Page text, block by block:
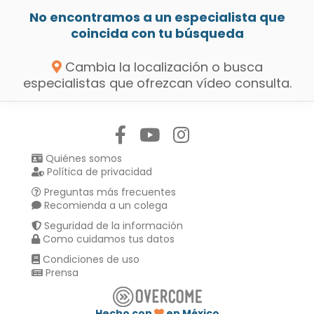
No encontramos a un especialista que
coincida con tu búsqueda
Cambia la localización o busca
especialistas que ofrezcan vídeo consulta.
Quiénes somos
Política de privacidad
Preguntas más frecuentes
Recomienda a un colega
Seguridad de la información
Como cuidamos tus datos
Condiciones de uso
Prensa